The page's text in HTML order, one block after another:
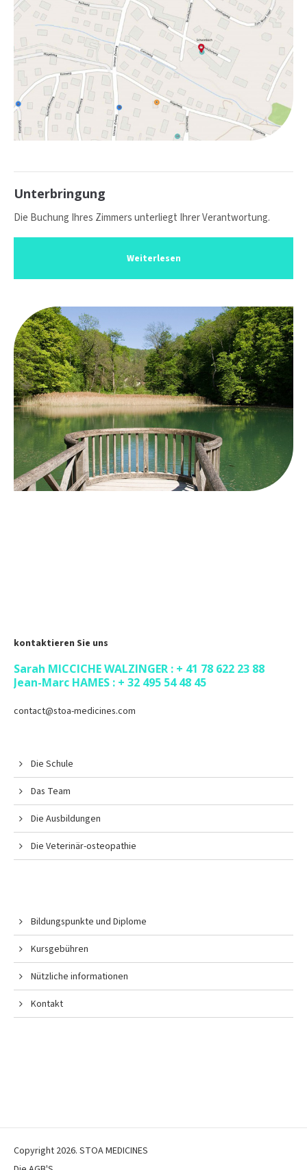
Lorem ipsum dolor sit amet, consectetuer
adipiscing elit.
Aenean commodo ligula eget dolor. Aenean massa. Cum
sociis natoque penatibus et magnis dis parturient montes,
nascetur ridiculus mus. Donec quam felis, ultricies nec.
Unterbringung
Die Buchung Ihres Zimmers unterliegt Ihrer Verantwortung.
Weiterlesen
kontaktieren Sie uns
Sarah MICCICHE WALZINGER : + 41 78 622 23 88
Jean-Marc HAMES : + 32 495 54 48 45
contact@stoa-medicines.com
Die Schule
Das Team
Die Ausbildungen
Die Veterinär-osteopathie
Bildungspunkte und Diplome
Kursgebühren
Nützliche informationen
Kontakt
Copyright 2026. STOA MEDICINES